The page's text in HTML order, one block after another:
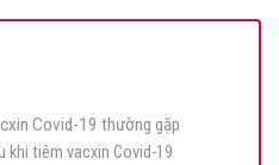
Covid-19 thường gặp
khi tiêm vacxin Covid-19